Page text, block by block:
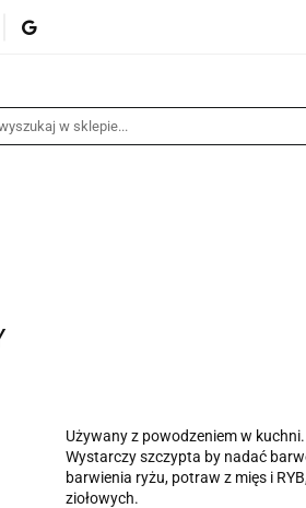
BLOG
Używany z powodzeniem w
Wystarczy szczypta by nadać
barwienia ryżu, potraw z mięs i
ziołowych.